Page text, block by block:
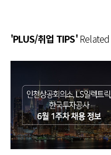
'PLUS/취업 TIPS'Related